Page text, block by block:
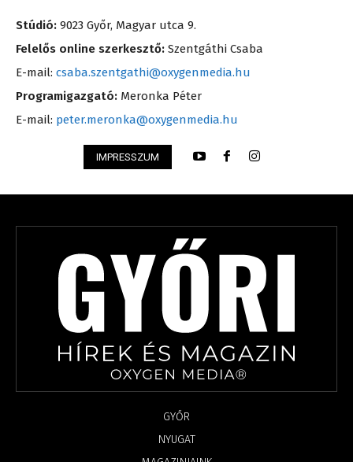
Stúdió: 9023 Győr, Magyar utca 9.
Felelős online szerkesztő: Szentgáthi Csaba
E-mail: csaba.szentgathi@oxygenmedia.hu
Programigazgató: Meronka Péter
E-mail: peter.meronka@oxygenmedia.hu
IMPRESSZUM
GYŐR
NYUGAT